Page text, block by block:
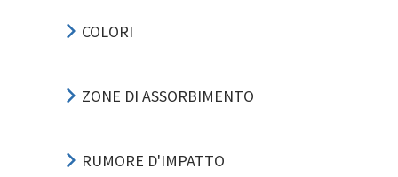
COLORI
ZONE DI ASSORBIMENTO
RUMORE D'IMPATTO